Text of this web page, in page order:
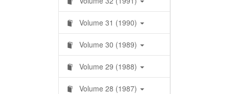
Volume 31 (1990)
Volume 30 (1989)
Volume 29 (1988)
Volume 28 (1987)